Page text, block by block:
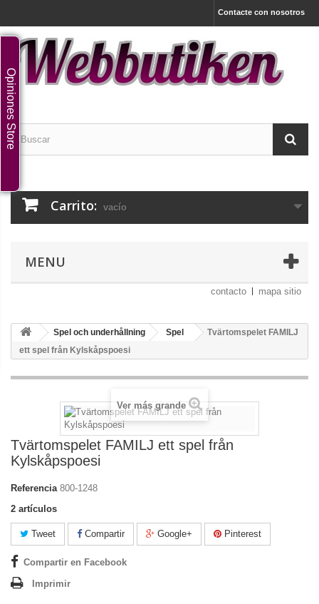
Contacte con nosotros
Carrito: vacío
MENU
contacto mapa sitio
Spel och underhållning Spel
Tvärtomspelet FAMILJ
ett spel från Kylskåpspoesi
Ver más grande
Tvärtomspelet FAMILJ ett spel från
Kylskåpspoesi
Referencia 800-1248
2 artículos
Tweet Compartir Google+ Pinterest
Compartir en Facebook
Imprimir
Opiniones Store